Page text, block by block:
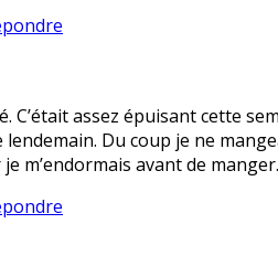
C’était assez épuisant cette
Du coup je ne
m’endormais avant de manger.